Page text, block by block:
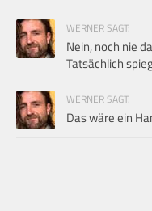
WERNER SAGT:
Nein, noch nie
Tatsächlich
WERNER SAGT:
Das wäre ein